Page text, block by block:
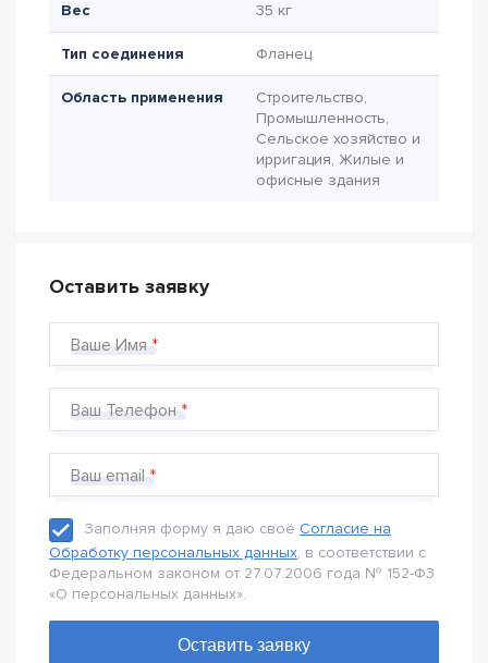
Вес 35 кг
Тип соединения Фланец
Область применения
Строительство,
Промышленность,
Сельское хозяйство и
ирригация, Жилые и
офисные здания
Оставить заявку
Ваше Имя
Ваш Телефон
Ваш email
Заполняя форму я даю своё Согласие на
Обработку персональных данных, в соответствии с
Федеральном законом от 27.07.2006 года № 152-Ф3
«О персональных данных».